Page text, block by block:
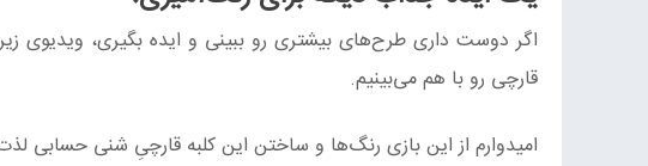
اگر دوست داری طرح‌های بیشتری رو ببینی و ایده بگیری، ویدیوی
قارچی رو با هم می‌بینیم.
امیدوارم از این بازی رنگ‌ها و ساختن این کلبه قارچیِ شنی حسابی